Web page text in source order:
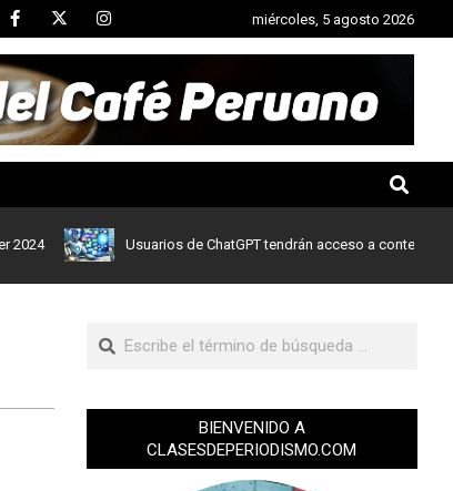
miércoles, 5 agosto 2026
Usuarios de ChatGPT tendrán acceso a contenidos de
BIENVENIDO A
CLASESDEPERIODISMO.COM